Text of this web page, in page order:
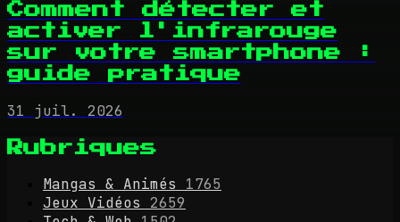
Comment détecter et
activer l'infrarouge
sur votre smartphone :
guide pratique
31 juil. 2026
Rubriques
Mangas & Animés
1765
Jeux Vidéos
2659